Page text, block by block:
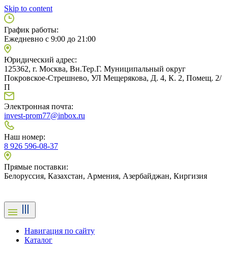
Skip to content
График работы:
Ежедневно с 9:00 до 21:00
Юридический адрес:
125362, г. Москва, Вн.Тер.Г. Муниципальный округ
Покровское-Стрешнево, УЛ Мещерякова, Д. 4, К. 2, Помещ. 2/
П
Электронная почта:
invest-prom77@inbox.ru
Наш номер:
8 926 596-08-37
Прямые поставки:
Белоруссия, Казахстан, Армения, Азербайджан, Киргизия
Навигация по сайту
Каталог